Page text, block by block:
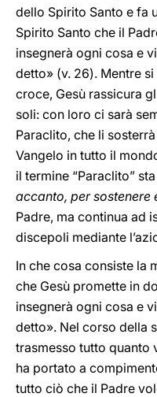
dello Spirito Santo e fa
Spirito Santo che il
insegnerà ogni cosa e
detto» (v. 26). Mentre
croce, Gesù rassicura
soli: con loro ci sarà
Paraclito, che li
Vangelo in tutto il
il termine “Paraclito”
accanto, per sostenere
Padre, ma continua ad
discepoli mediante
In che cosa consiste la
che Gesù promette in
insegnerà ogni cosa e
detto». Nel corso della
trasmesso tutto quanto
ha portato a
tutto ciò che il Padre